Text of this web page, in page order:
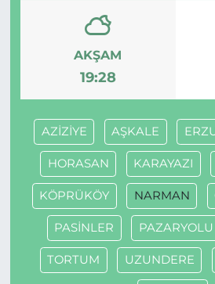
AKŞAM
19:28
AZİZİYE AŞKALE
HORASAN KARAYAZI
KÖPRÜKÖY NARMAN
PASİNLER PAZARYOLU
TORTUM UZUNDERE